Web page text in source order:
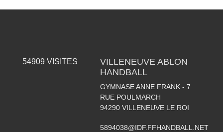
54909 VISITES
VILLENEUVE ABLON
HANDBALL
GYMNASE ANNE FRANK - 7
RUE POULMARCH
94290 VILLENEUVE LE ROI
5894038@IDF.FFHANDBALL.NET